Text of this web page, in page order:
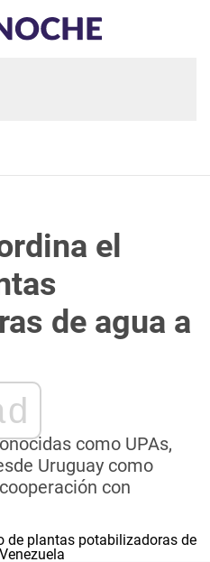
el
de agua a
como UPAs,
Uruguay como
con